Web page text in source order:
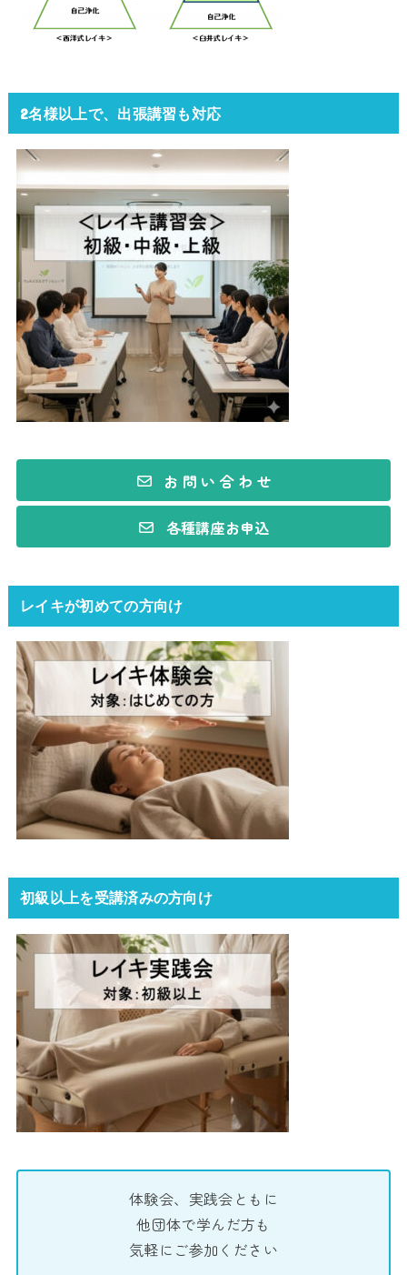
2名様以上で、出張講習も対応
お 問 い 合 わ せ
各種講座お申込
レイキが初めての方向け
初級以上を受講済みの方向け
体験会、実践会ともに
他団体で学んだ方も
気軽にご参加ください